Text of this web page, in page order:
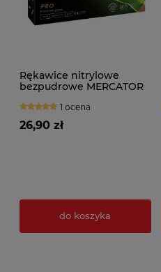
Rękawice nitrylowe
bezpudrowe MERCATOR
1 ocena
26,90 zł
do koszyka